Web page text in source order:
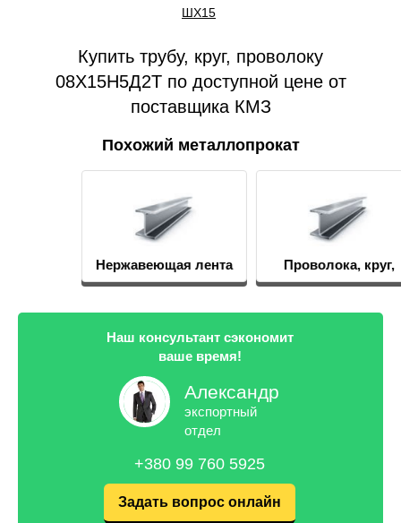
ШХ15
Купить трубу, круг, проволоку
08Х15Н5Д2Т по доступной цене от
поставщика КМЗ
Похожий металлопрокат
Нержавеющая лента
Проволока, круг,
пруток
Наш консультант сэкономит
ваше время!
Александр
экспортный
отдел
+380 99 760 5925
Задать вопрос онлайн